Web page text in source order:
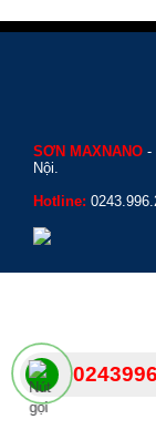
SƠN MAXNANO -
Nội.
Hotline: